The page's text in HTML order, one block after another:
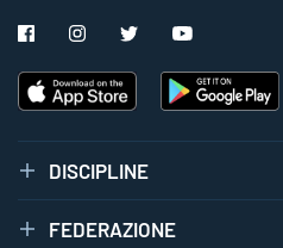
DISCIPLINE
FEDERAZIONE